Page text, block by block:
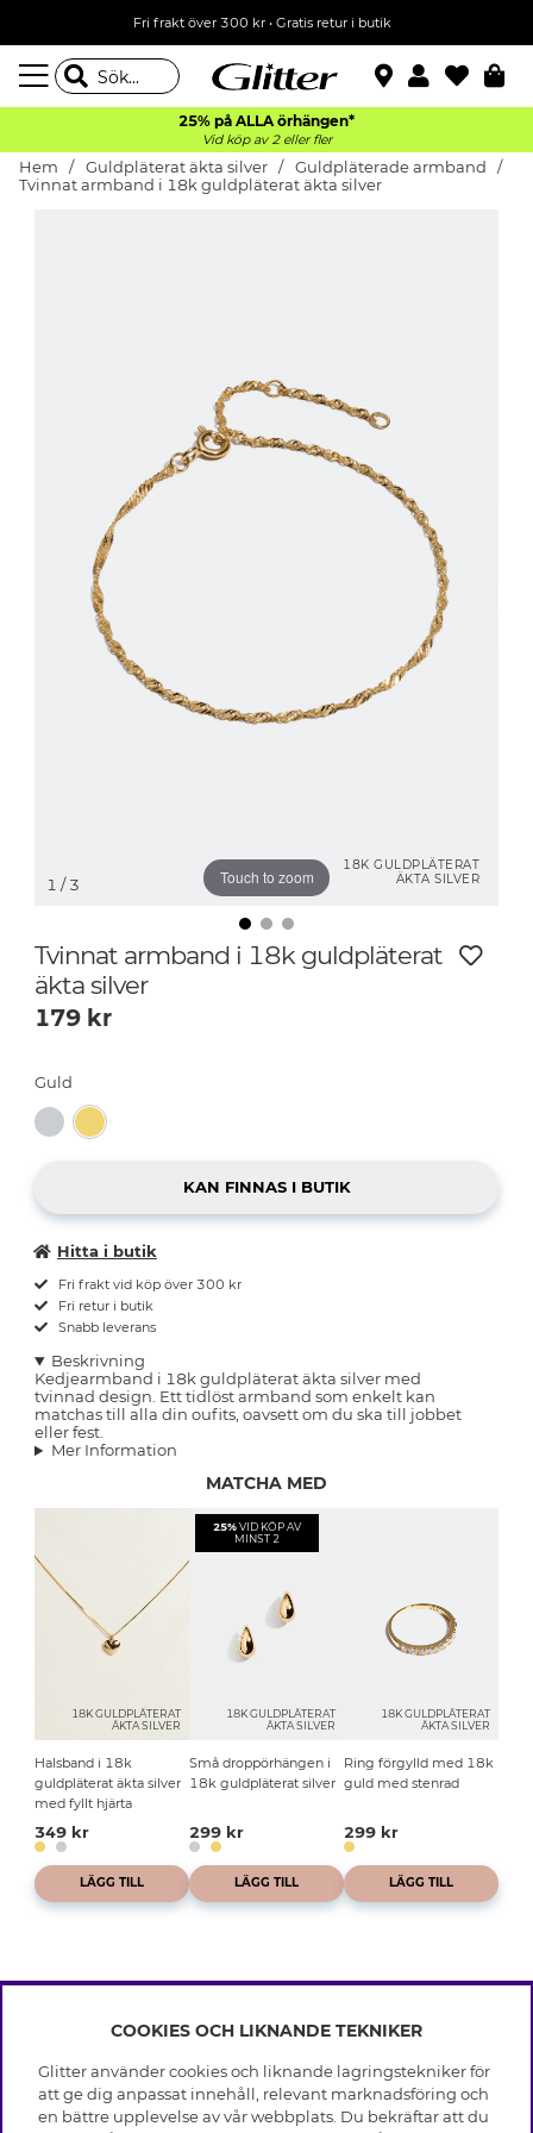
Fri frakt över 300 kr• Gratis retur i butik
25% på ALLA örhängen*
Vid köp av 2 eller fler
Hem Guldpläterat äkta silver
Guldpläterade armband
Tvinnat armband i 18k guldpläterat äkta silver
18K GULDPLÄTERAT
ÄKTA SILVER
Touch to zoom
1 / 3
Tvinnat armband i 18k guldpläterat
äkta silver
179 kr
Guld
Hitta i butik
Fri frakt vid köp över 300 kr
Fri retur i butik
Snabb leverans
Beskrivning
Kedjearmband i 18k guldpläterat äkta silver med
tvinnad design. Ett tidlöst armband som enkelt kan
matchas till alla din oufits, oavsett om du ska till jobbet
eller fest.
Mer Information
MATCHA MED
18K GULDPLÄTERAT
ÄKTA SILVER
Halsband i 18k
guldpläterat äkta silver
med fyllt hjärta
349 kr
LÄGG TILL
25% VID KÖP AV
MINST 2
18K GULDPLÄTERAT
ÄKTA SILVER
Små droppörhängen i
18k guldpläterat silver
299 kr
LÄGG TILL
18K GULDPLÄTERAT
ÄKTA SILVER
Ring förgylld med 18k
guld med stenrad
299 kr
LÄGG TILL
INFO
Leverans
Villkor
OM GLITTER
COOKIES OCH LIKNANDE TEKNIKER
Glitter använder cookies och liknande lagringstekniker för
att ge dig anpassat innehåll, relevant marknadsföring och
en bättre upplevelse av vår webbplats. Du bekräftar att du